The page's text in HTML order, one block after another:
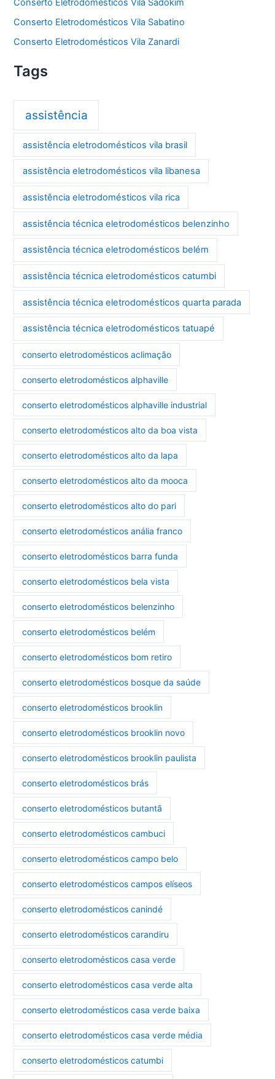
Conserto Eletrodomésticos Vila Sadokim
Conserto Eletrodomésticos Vila Sabatino
Conserto Eletrodomésticos Vila Zanardi
Tags
assistência
assistência eletrodomésticos vila brasil
assistência eletrodomésticos vila libanesa
assistência eletrodomésticos vila rica
assistência técnica eletrodomésticos belenzinho
assistência técnica eletrodomésticos belém
assistência técnica eletrodomésticos catumbi
assistência técnica eletrodomésticos quarta parada
assistência técnica eletrodomésticos tatuapé
conserto eletrodomésticos aclimação
conserto eletrodomésticos alphaville
conserto eletrodomésticos alphaville industrial
conserto eletrodomésticos alto da boa vista
conserto eletrodomésticos alto da lapa
conserto eletrodomésticos alto da mooca
conserto eletrodomésticos alto do pari
conserto eletrodomésticos anália franco
conserto eletrodomésticos barra funda
conserto eletrodomésticos bela vista
conserto eletrodomésticos belenzinho
conserto eletrodomésticos belém
conserto eletrodomésticos bom retiro
conserto eletrodomésticos bosque da saúde
conserto eletrodomésticos brooklin
conserto eletrodomésticos brooklin novo
conserto eletrodomésticos brooklin paulista
conserto eletrodomésticos brás
conserto eletrodomésticos butantã
conserto eletrodomésticos cambuci
conserto eletrodomésticos campo belo
conserto eletrodomésticos campos elíseos
conserto eletrodomésticos canindé
conserto eletrodomésticos carandiru
conserto eletrodomésticos casa verde
conserto eletrodomésticos casa verde alta
conserto eletrodomésticos casa verde baixa
conserto eletrodomésticos casa verde média
conserto eletrodomésticos catumbi